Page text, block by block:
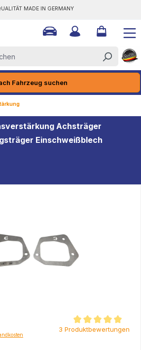
MADE IN GERMANY
Fahrzeug suchen
Achsträger
Einschweißblech
Durchschnittliche
3 Produktbewertungen